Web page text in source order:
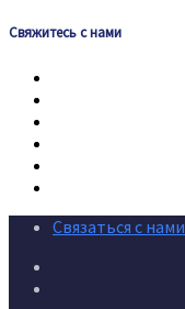
Свяжитесь с нами
Связаться с нами